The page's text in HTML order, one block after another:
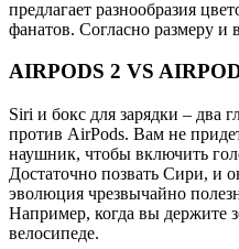
предлагает разнообразия
фанатов. Согласно размеру и
AIRPODS 2 VS
Siri и бокс для зарядки – два
против AirPods. Вам не
наушник, чтобы включить
Достаточно позвать Сири, и
эволюция чрезвычайно
Например, когда вы держите
велосипеде.